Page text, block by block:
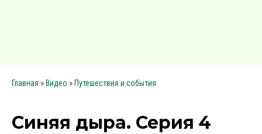
Главная » Видео » Путешествия и события
Синяя дыра. Серия 4